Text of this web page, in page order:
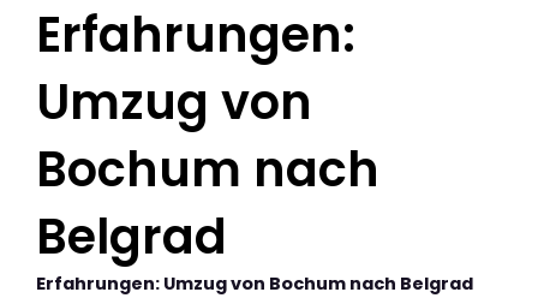
Erfahrungen:
Umzug von
Bochum nach
Belgrad
Erfahrungen: Umzug von Bochum nach Belgrad